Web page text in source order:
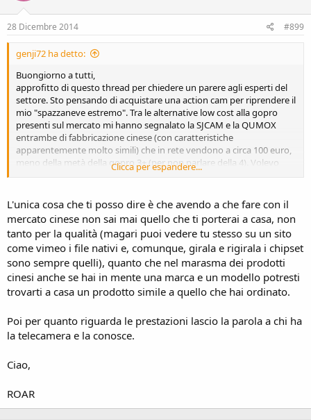
28 Dicembre 2014 #899
genji72 ha detto:
Buongiorno a tutti,
approfitto di questo thread per chiedere un parere agli esperti del
settore. Sto pensando di acquistare una action cam per riprendere il
mio "spazzaneve estremo". Tra le alternative low cost alla gopro
presenti sul mercato mi hanno segnalato la SJCAM e la QUMOX
entrambe di fabbricazione cinese (con caratteristiche
apparentemente molto simili) che in rete vendono a circa 100 euro,
meno della metà della gopro 3+ (per non parlare della 4). Volevo
sapere se qualcuno conosce questi articoli tanto da consigliarne o
secondo il quale "chi meno spende più spende".
Grazie
Clicca per espandere...
L'unica cosa che ti posso dire è che avendo a che fare con il
mercato cinese non sai mai quello che ti porterai a casa, non
tanto per la qualità (magari puoi vedere tu stesso su un sito
come vimeo i file nativi e, comunque, girala e rigirala i chipset
sono sempre quelli), quanto che nel marasma dei prodotti
cinesi anche se hai in mente una marca e un modello potresti
trovarti a casa un prodotto simile a quello che hai ordinato.
Poi per quanto riguarda le prestazioni lascio la parola a chi ha
la telecamera e la conosce.
Ciao,
ROAR